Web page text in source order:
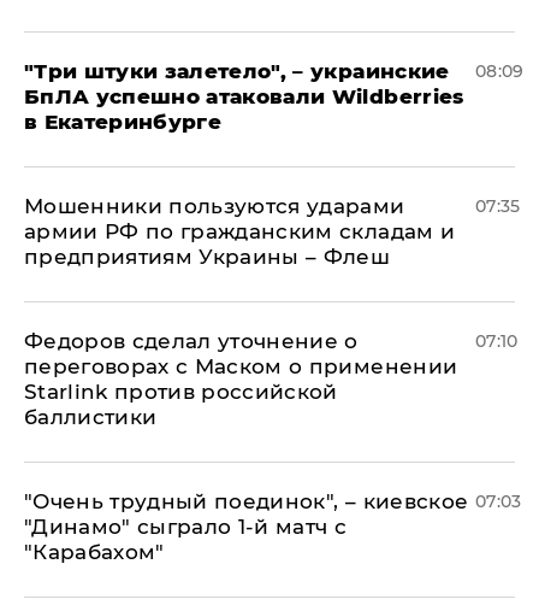
"Три штуки залетело", – украинские
БпЛА успешно атаковали Wildberries
в Екатеринбурге
08:09
Мошенники пользуются ударами
армии РФ по гражданским складам и
предприятиям Украины – Флеш
07:35
Федоров сделал уточнение о
переговорах с Маском о применении
Starlink против российской
баллистики
07:10
"Очень трудный поединок", – киевское
"Динамо" сыграло 1-й матч с
"Карабахом"
07:03